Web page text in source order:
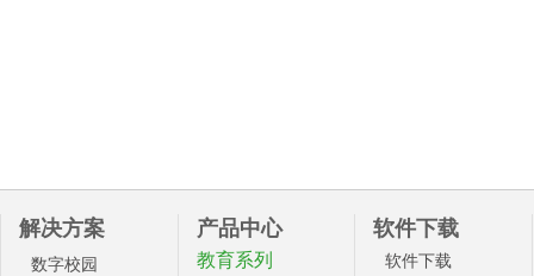
解决方案
数字校园
产品中心
教育系列
软件下载
软件下载